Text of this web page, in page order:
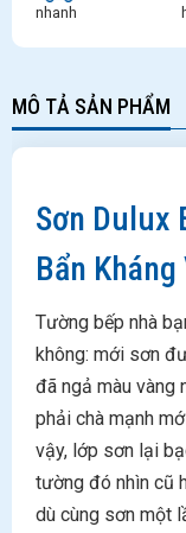
nhanh
MÔ TẢ SẢN PHẨM
Sơn Dulux
Bẩn
Tường bếp nhà
không: mới sơn
đã ngả màu vàng
phải chà mạnh
vậy, lớp sơn lại
tường đó nhìn cũ
dù cùng sơn một